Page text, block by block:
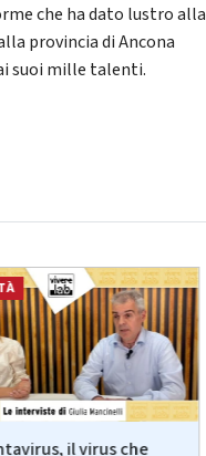
che ha dato lustro alla
provincia di Ancona
suoi mille talenti.
il virus che